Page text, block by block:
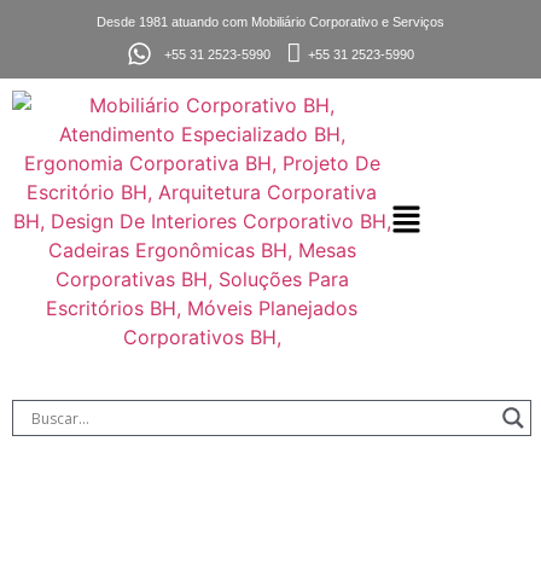
Desde 1981 atuando com Mobiliário Corporativo e Serviços
+55 31 2523-5990 +55 31 2523-5990